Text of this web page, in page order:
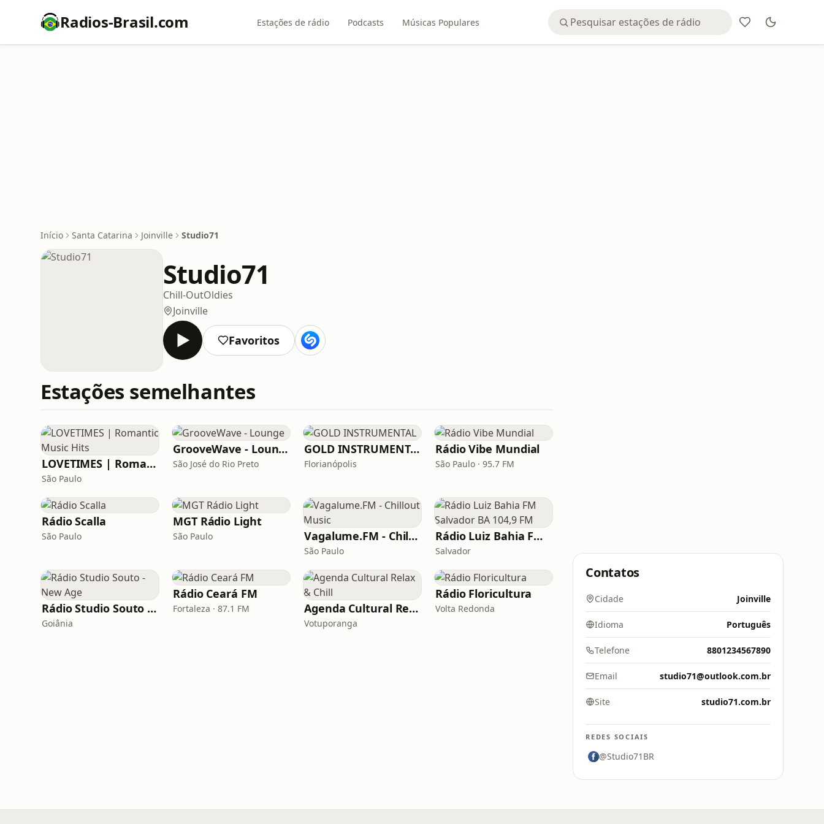
Radios-Brasil.com Estações de rádio Podcasts Músicas Populares
Início Santa Catarina Joinville Studio71
Studio71
Chill-OutOldies
Joinville
Favoritos
Estações semelhantes
LOVETIMES | Romantic Music Hits
São Paulo
GrooveWave - Lounge
São José do Rio Preto
GOLD INSTRUMENTAL
Florianópolis
Rádio Vibe Mundial
São Paulo · 95.7 FM
Rádio Scalla
São Paulo
MGT Rádio Light
São Paulo Vagalume.FM - Chillout Music
São Paulo
Rádio Luiz Bahia FM Salvador BA 104,9 FM
Salvador
Rádio Studio Souto - New Age
Goiânia
Rádio Ceará FM
Fortaleza · 87.1 FM Agenda Cultural Relax & Chill
Votuporanga
Rádio Floricultura
Volta Redonda
Contatos
Cidade Joinville
Idioma Português
Telefone 8801234567890
Email studio71@outlook.com.br
Site studio71.com.br
REDES SOCIAIS
@Studio71BR